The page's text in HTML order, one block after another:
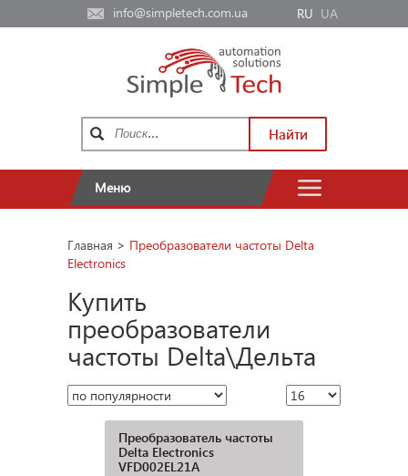
info@simpletech.com.ua RU UA
Найти
Меню
Главная > Преобразователи частоты Delta
Electronics
Купить
преобразователи
частоты Delta\Дельта
Преобразователь частоты
Delta Electronics
VFD002EL21A